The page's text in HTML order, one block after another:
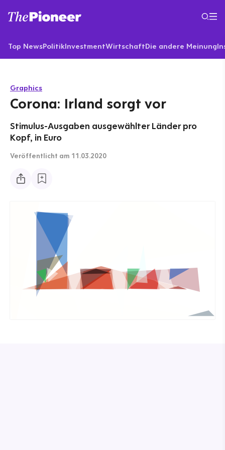
Top NewsPolitikInvestmentWirtschaftDie andere Meinung
Graphics
Corona: Irland sorgt vor
Stimulus-Ausgaben ausgewählter Länder pro
Kopf, in Euro
Veröffentlicht am 11.03.2020